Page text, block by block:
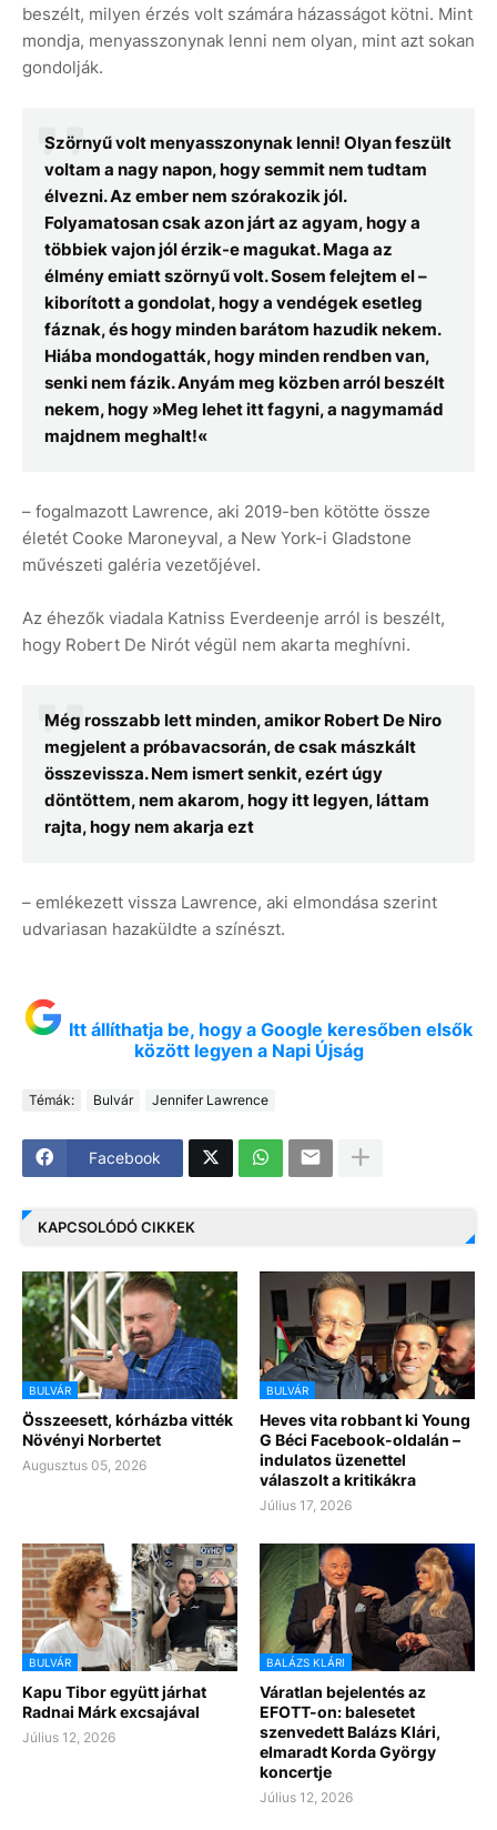
beszélt, milyen érzés volt számára házasságot kötni. Mint
mondja, menyasszonynak lenni nem olyan, mint azt sokan
gondolják.
Szörnyű volt menyasszonynak lenni! Olyan feszült
voltam a nagy napon, hogy semmit nem tudtam
élvezni. Az ember nem szórakozik jól.
Folyamatosan csak azon járt az agyam, hogy a
többiek vajon jól érzik-e magukat. Maga az
élmény emiatt szörnyű volt. Sosem felejtem el –
kiborított a gondolat, hogy a vendégek esetleg
fáznak, és hogy minden barátom hazudik nekem.
Hiába mondogatták, hogy minden rendben van,
senki nem fázik. Anyám meg közben arról beszélt
nekem, hogy »Meg lehet itt fagyni, a nagymamád
majdnem meghalt!«
– fogalmazott Lawrence, aki 2019-ben kötötte össze
életét Cooke Maroneyval, a New York-i Gladstone
művészeti galéria vezetőjével.
Az éhezők viadala Katniss Everdeenje arról is beszélt,
hogy Robert De Nirót végül nem akarta meghívni.
Még rosszabb lett minden, amikor Robert De Niro
megjelent a próbavacsorán, de csak mászkált
összevissza. Nem ismert senkit, ezért úgy
döntöttem, nem akarom, hogy itt legyen, láttam
rajta, hogy nem akarja ezt
– emlékezett vissza Lawrence, aki elmondása szerint
udvariasan hazaküldte a színészt.
Itt állíthatja be, hogy a Google keresőben elsők
között legyen a Napi Újság
Témák: Bulvár Jennifer Lawrence
Facebook
KAPCSOLÓDÓ CIKKEK
BULVÁR
Összeesett, kórházba vitték
Növényi Norbertet
Augusztus 05, 2026
BULVÁR
Heves vita robbant ki Young
G Béci Facebook-oldalán –
indulatos üzenettel
válaszolt a kritikákra
Július 17, 2026
BULVÁR
Kapu Tibor együtt járhat
Radnai Márk excsajával
Július 12, 2026
BALÁZS KLÁRI
Váratlan bejelentés az
EFOTT-on: balesetet
szenvedett Balázs Klári,
elmaradt Korda György
koncertje
Július 12, 2026